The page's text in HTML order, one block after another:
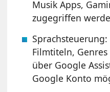
Musik Apps,
zugegriffen
Sprachsteuerung:
Filmtiteln,
über Google
Google Konto